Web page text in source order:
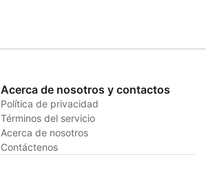
Acerca de nosotros y contactos
Política de privacidad
Términos del servicio
Acerca de nosotros
Contáctenos